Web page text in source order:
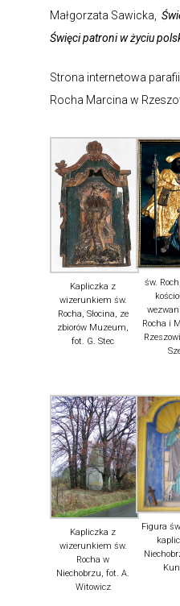
Małgorzata Sawicka,
Święci patroni w życiu
Strona internetowa
Rocha Marcina w
Kapliczka z
wizerunkiem św.
Rocha, Słocina, ze
zbiorów Muzeum,
fot. G. Stec
św.
Rocha i
Kapliczka z
wizerunkiem św.
Rocha w
Niechobrzu, fot. A.
Witowicz
Figura